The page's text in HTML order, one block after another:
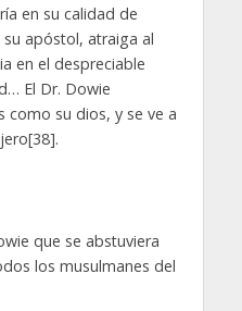
en su calidad de
apóstol, atraiga al
en el despreciable
El Dr. Dowie
como su dios, y se ve a
que se abstuviera
los musulmanes del